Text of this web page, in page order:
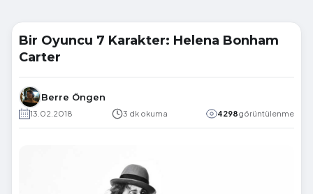
Bir Oyuncu 7 Karakter: Helena Bonham
Carter
Berre Öngen
13.02.2018 3 dk okuma 4298görüntülenme